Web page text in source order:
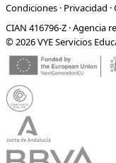
Condiciones · Privacidad ·
CIAN 416796-Z · Agencia
© 2026 VYE Servicios